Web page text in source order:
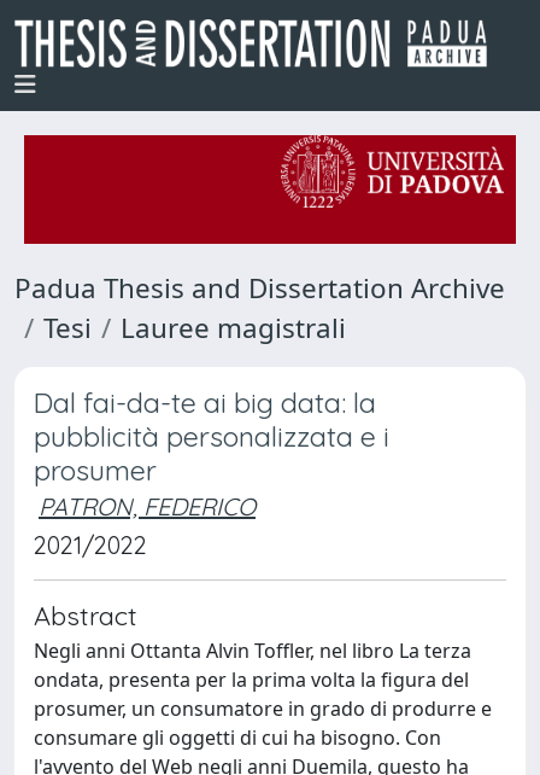
Padua Thesis and Dissertation Archive
Tesi
Lauree magistrali
Dal fai-da-te ai big data: la
pubblicità personalizzata e i
prosumer
PATRON, FEDERICO
2021/2022
Abstract
Negli anni Ottanta Alvin Toffler, nel libro La terza
ondata, presenta per la prima volta la figura del
prosumer, un consumatore in grado di produrre e
consumare gli oggetti di cui ha bisogno. Con
l'avvento del Web negli anni Duemila, questo ha